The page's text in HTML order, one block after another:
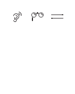
LYSSNA